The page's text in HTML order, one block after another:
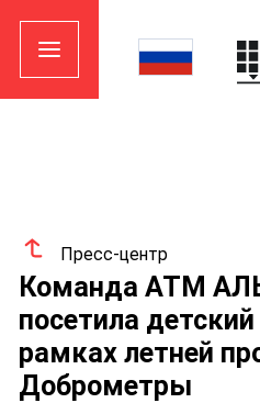
Пресс-центр
Команда АТМ
посетила
рамках летней
Доброметры